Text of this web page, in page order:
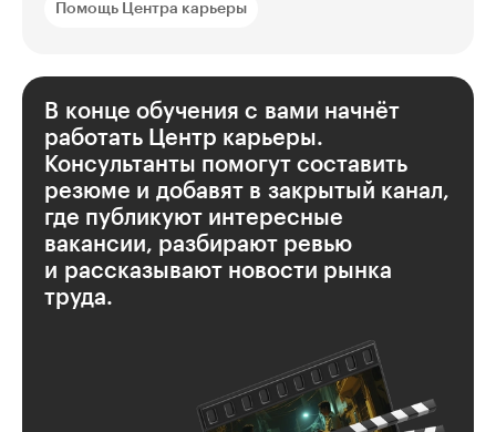
Помощь Центра карьеры
В конце обучения с вами начнёт
работать Центр карьеры.
Консультанты помогут составить
резюме и добавят в закрытый канал,
где публикуют интересные
вакансии, разбирают ревью
и рассказывают новости рынка
труда.